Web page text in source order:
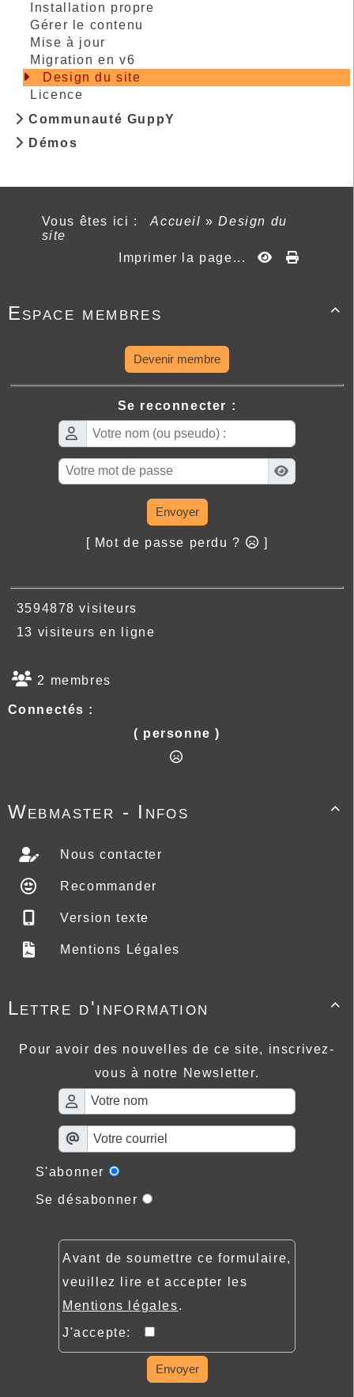
Installation propre
Gérer le contenu
Mise à jour
Migration en v6
Design du site
Licence
Communauté GuppY
Démos
Vous êtes ici : Accueil»Design du
site
Imprimer la page...

Espace membres
Devenir membre
Se reconnecter :
Envoyer
[ Mot de passe perdu ? ]
3594878 visiteurs
13 visiteurs en ligne
2 membres
Connectés :
( personne )

Webmaster - Infos
Nous contacter
Recommander
Version texte
Mentions Légales

Lettre d'information
Pour avoir des nouvelles de ce site, inscrivez-
vous à notre Newsletter.
S'abonner
Se désabonner
Avant de soumettre ce formulaire,
veuillez lire et accepter les
Mentions légales.
J'accepte:
Envoyer